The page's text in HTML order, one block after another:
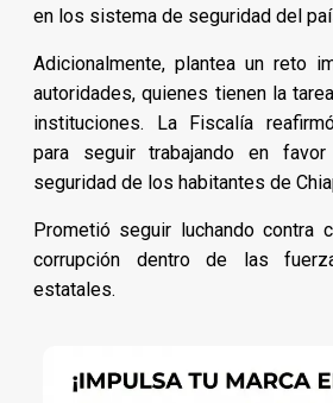
en los sistema de seguridad del
Adicionalmente, plantea un reto
autoridades, quienes tienen la
instituciones. La Fiscalía
para seguir trabajando en
seguridad de los habitantes de
Prometió seguir luchando contra
corrupción dentro de las
estatales.